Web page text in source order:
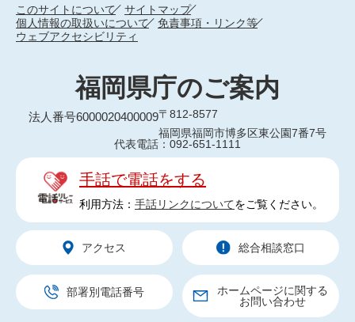
このサイトについて
サイトマップ
個人情報の取扱いについて
免責事項・リンク等
ウェブアクセシビリティ
福岡県庁のご案内
法人番号6000020400009〒812-8577
福岡県福岡市博多区東公園7番7号
代表電話：092-651-1111
手話で電話をする
利用方法： 手話リンクについてをご覧ください。
アクセス 総合相談窓口
部署別電話番号
ホームページに関する
お問い合わせ